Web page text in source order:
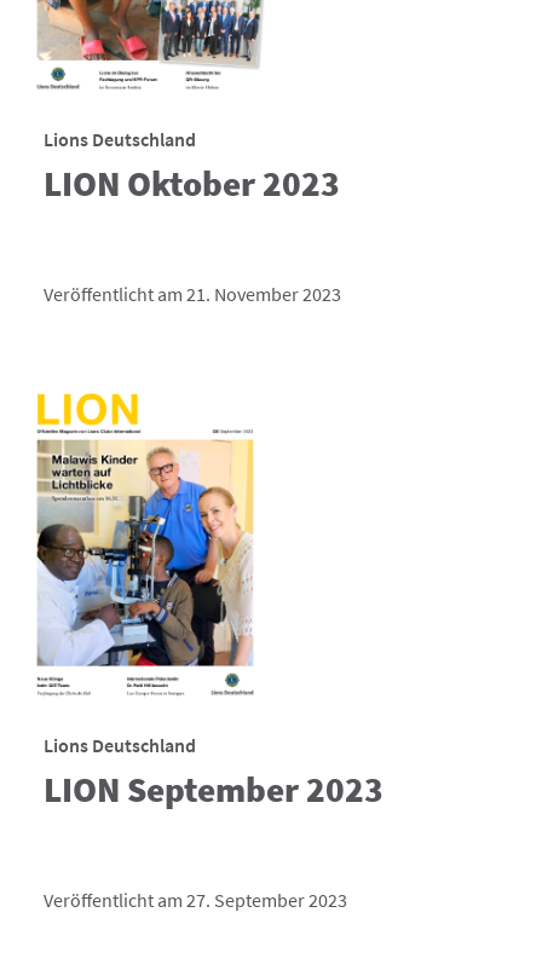
Lions Deutschland
LION Oktober 2023
Veröffentlicht am 21. November 2023
Lions Deutschland
LION September 2023
Veröffentlicht am 27. September 2023